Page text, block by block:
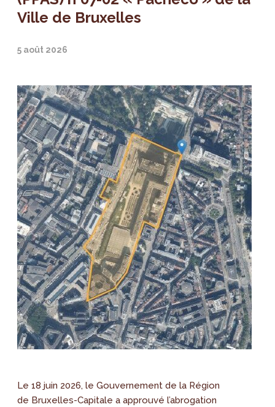
Ville de Bruxelles
5 août 2026
Le 18 juin 2026, le Gouvernement de la Région
de Bruxelles-Capitale a approuvé l’abrogation